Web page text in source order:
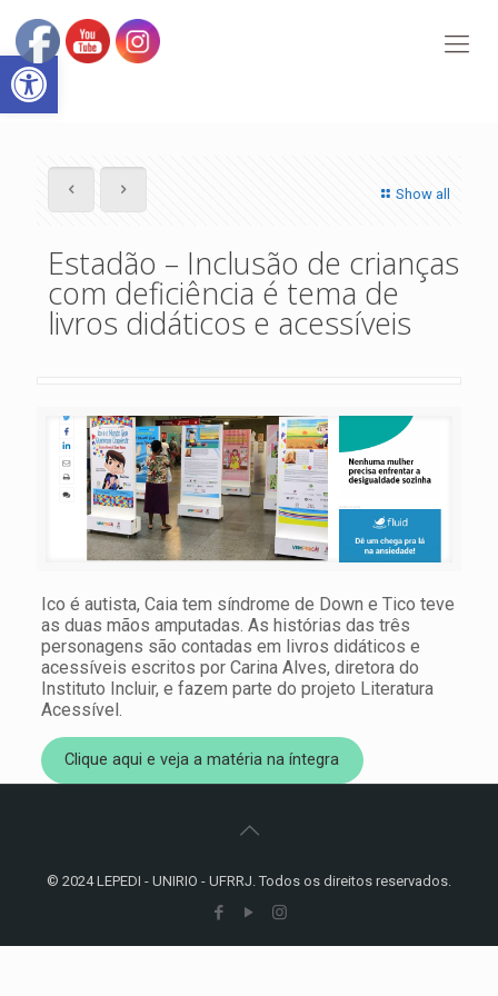
Abrir a barra de ferramentas
Show all
Estadão – Inclusão de crianças
com deficiência é tema de
livros didáticos e acessíveis
Ico é autista, Caia tem síndrome de Down e Tico teve
as duas mãos amputadas. As histórias das três
personagens são contadas em livros didáticos e
acessíveis escritos por Carina Alves, diretora do
Instituto Incluir, e fazem parte do projeto Literatura
Acessível.
Clique aqui e veja a matéria na íntegra
© 2024 LEPEDI - UNIRIO - UFRRJ. Todos os direitos reservados.